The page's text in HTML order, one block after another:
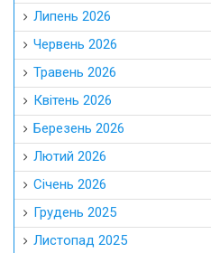
Липень 2026
Червень 2026
Травень 2026
Квітень 2026
Березень 2026
Лютий 2026
Січень 2026
Грудень 2025
Листопад 2025